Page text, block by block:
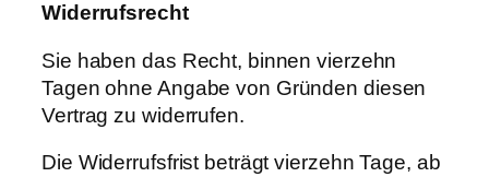
Widerrufsrecht
Sie haben das Recht, binnen vierzehn
Tagen ohne Angabe von Gründen diesen
Vertrag zu widerrufen.
Die Widerrufsfrist beträgt vierzehn Tage, ab